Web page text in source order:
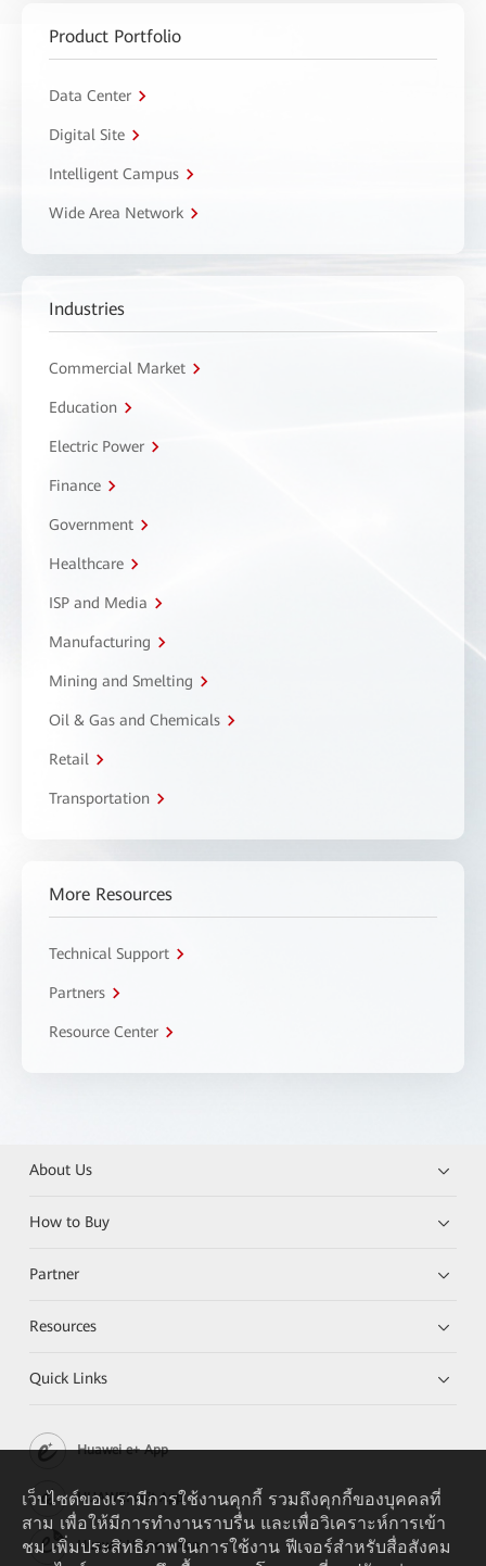
Product Portfolio
Data Center
Digital Site
Intelligent Campus
Wide Area Network
Industries
Commercial Market
Education
Electric Power
Finance
Government
Healthcare
ISP and Media
Manufacturing
Mining and Smelting
Oil & Gas and Chemicals
Retail
Transportation
More Resources
Technical Support
Partners
Resource Center
About Us
How to Buy
Partner
Resources
Quick Links
Huawei e+ App
HUAWEI eKit App
Huawei HiKnow App
เว็บไซต์ของเรามีการใช้งานคุกกี้ รวมถึงคุกกี้ของบุคคลที่
สาม เพื่อให้มีการทำงานราบรื่น และเพื่อวิเคราะห์การเข้า
ชม เพิ่มประสิทธิภาพในการใช้งาน ฟีเจอร์สำหรับสื่อสังคม